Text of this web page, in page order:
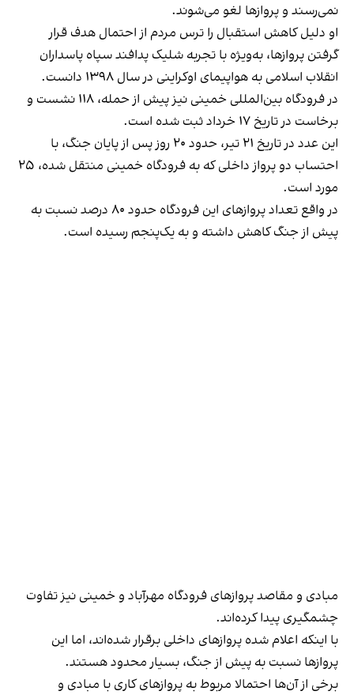
نمی‌رسند و پروازها لغو می‌شوند.
او دلیل کاهش استقبال را ترس مردم از احتمال هدف قرار
گرفتن پروازها، به‌ویژه با تجربه شلیک پدافند سپاه پاسداران
انقلاب اسلامی به هواپیمای اوکراینی در سال ۱۳۹۸ دانست.
در فرودگاه بین‌المللی خمینی نیز پیش از حمله، ۱۱۸ نشست و
برخاست در تاریخ ۱۷ خرداد ثبت شده است.
این عدد در تاریخ ۲۱ تیر، حدود ۲۰ روز پس از پایان جنگ، با
احتساب دو پرواز داخلی که به فرودگاه خمینی منتقل شده، ۲۵
مورد است.
در واقع تعداد پروازهای این فرودگاه حدود ۸۰ درصد نسبت به
پیش از جنگ کاهش داشته و به یک‌پنجم رسیده است.
مبادی و مقاصد پروازهای فرودگاه مهرآباد و خمینی نیز تفاوت
چشمگیری پیدا کرده‌اند.
با اینکه اعلام شده پروازهای داخلی برقرار شده‌اند، اما این
پروازها نسبت به پیش از جنگ، بسیار محدود هستند.
برخی از آن‌ها احتمالا مربوط به پروازهای کاری با مبادی و